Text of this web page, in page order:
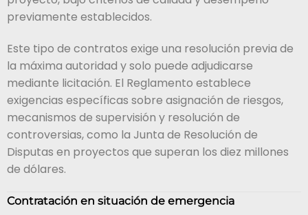
previamente establecidos.
Este tipo de contratos exige una resolución previa de
la máxima autoridad y solo puede adjudicarse
mediante licitación. El Reglamento establece
exigencias específicas sobre asignación de riesgos,
mecanismos de supervisión y resolución de
controversias, como la Junta de Resolución de
Disputas en proyectos que superan los diez millones
de dólares.
Contratación en situación de emergencia